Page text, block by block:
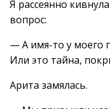
Я рассеянно
вопрос:
— А имя-то у моего
Или это тайна,
Арита замялась.